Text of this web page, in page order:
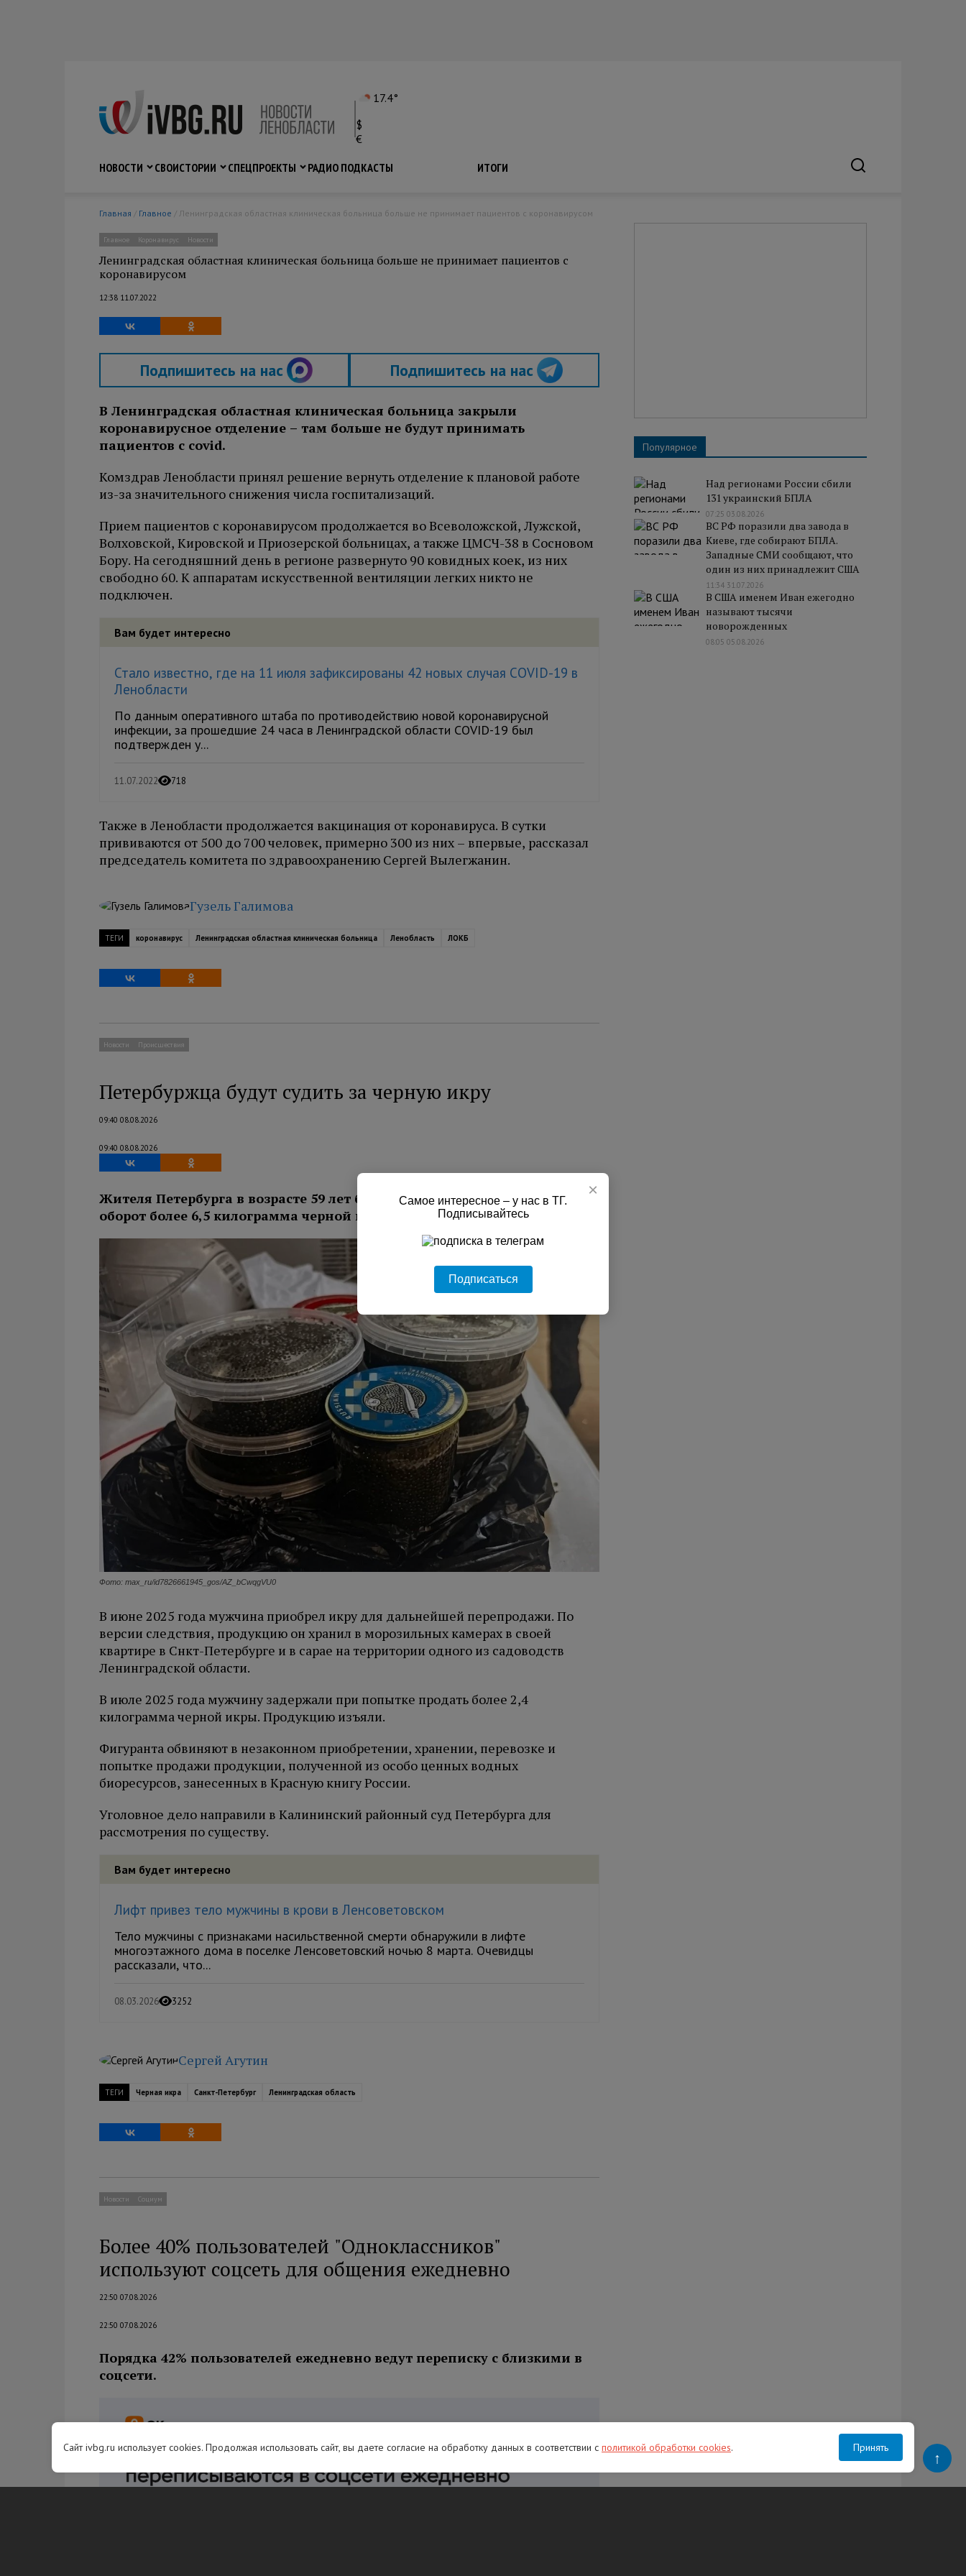
17.4°
$
€
НОВОСТИ
СВОИСТОРИИ СПЕЦПРОЕКТЫ РАДИО ПОДКАСТЫ ИТОГИ
Главная / Главное / Ленинградская областная клиническая больница больше не принимает пациентов с коронавирусом
Главное Коронавирус Новости
Ленинградская областная клиническая больница больше не принимает пациентов с
коронавирусом
12:38 11.07.2022
Подпишитесь на нас Подпишитесь на нас
В Ленинградская областная клиническая больница закрыли
коронавирусное отделение – там больше не будут принимать
пациентов с covid.
Комздрав Ленобласти принял решение вернуть отделение к плановой работе
из-за значительного снижения числа госпитализаций.
Прием пациентов с коронавирусом продолжается во Всеволожской, Лужской,
Волховской, Кировской и Приозерской больницах, а также ЦМСЧ-38 в Сосновом
Бору. На сегодняшний день в регионе развернуто 90 ковидных коек, из них
свободно 60. К аппаратам искусственной вентиляции легких никто не
подключен.
Вам будет интересно
Стало известно, где на 11 июля зафиксированы 42 новых случая COVID-19 в
Ленобласти
По данным оперативного штаба по противодействию новой коронавирусной
инфекции, за прошедшие 24 часа в Ленинградской области COVID-19 был
подтвержден у...
11.07.2022 718
Также в Ленобласти продолжается вакцинация от коронавируса. В сутки
прививаются от 500 до 700 человек, примерно 300 из них – впервые, рассказал
председатель комитета по здравоохранению Сергей Вылегжанин.
Гузель Галимова
ТЕГИ коронавирус Ленинградская областная клиническая больница Ленобласть ЛОКБ
Новости Происшествия
Петербуржца будут судить за черную икру
09:40 08.08.2026
09:40 08.08.2026
Жителя Петербурга в возрасте 59 лет будут судить за незаконный
оборот более 6,5 килограмма черной икры осетровых пород.
Фото: max_ru/id7826661945_gos/AZ_bCwqgVU0
В июне 2025 года мужчина приобрел икру для дальнейшей перепродажи. По
версии следствия, продукцию он хранил в морозильных камерах в своей
квартире в Снкт-Петербурге и в сарае на территории одного из садоводств
Ленинградской области.
В июле 2025 года мужчину задержали при попытке продать более 2,4
килограмма черной икры. Продукцию изъяли.
Фигуранта обвиняют в незаконном приобретении, хранении, перевозке и
попытке продажи продукции, полученной из особо ценных водных
биоресурсов, занесенных в Красную книгу России.
Уголовное дело направили в Калининский районный суд Петербурга для
рассмотрения по существу.
Вам будет интересно
Лифт привез тело мужчины в крови в Ленсоветовском
Тело мужчины с признаками насильственной смерти обнаружили в лифте
многоэтажного дома в поселке Ленсоветовский ночью 8 марта. Очевидцы
рассказали, что...
08.03.2026 3252
Сергей Агутин
ТЕГИ Черная икра Санкт-Петербург Ленинградская область
Новости Социум
Более 40% пользователей "Одноклассников"
используют соцсеть для общения ежедневно
22:50 07.08.2026
22:50 07.08.2026
Порядка 42% пользователей ежедневно ведут переписку с близкими в
соцсети.
Популярное
Над регионами России сбили
131 украинский БПЛА
07:25 03.08.2026
ВС РФ поразили два завода в
Киеве, где собирают БПЛА.
Западные СМИ сообщают, что
один из них принадлежит США
11:34 31.07.2026
В США именем Иван ежегодно
называют тысячи
новорожденных
08:05 05.08.2026
×
Самое интересное – у нас в ТГ.
Подписывайтесь
Подписаться
Сайт ivbg.ru использует cookies. Продолжая использовать сайт, вы даете согласие на обработку данных в соответствии с политикой обработки cookies. Принять
↑